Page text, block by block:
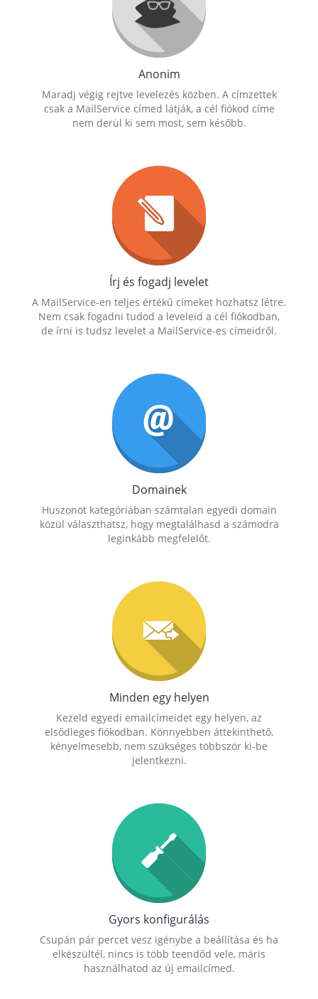
Anonim
Maradj végig rejtve levelezés közben. A címzettek
csak a MailService címed látják, a cél fiókod címe
nem derül ki sem most, sem később.
Írj és fogadj levelet
A MailService-en teljes értékű címeket hozhatsz létre.
Nem csak fogadni tudod a leveleid a cél fiókodban,
de írni is tudsz levelet a MailService-es címeidről.
Domainek
Huszonöt kategóriában számtalan egyedi domain
közül választhatsz, hogy megtalálhasd a számodra
leginkább megfelelőt.
Minden egy helyen
Kezeld egyedi emailcímeidet egy helyen, az
elsődleges fiókodban. Könnyebben áttekinthető,
kényelmesebb, nem szükséges többször ki-be
jelentkezni.
Gyors konfigurálás
Csupán pár percet vesz igénybe a beállítása és ha
elkészültél, nincs is több teendőd vele, máris
használhatod az új emailcímed.